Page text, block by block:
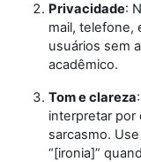
Privacidade:
mail, telefone,
usuários sem
acadêmico.
Tom e clareza
interpretar por
sarcasmo.
“[ironia]”